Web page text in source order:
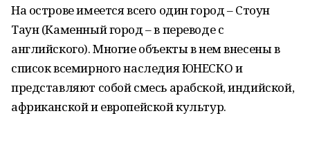
На острове имеется всего один город – Стоун
Таун (Каменный город – в переводе с
английского). Многие объекты в нем внесены в
список всемирного наследия ЮНЕСКО и
представляют собой смесь арабской, индийской,
африканской и европейской культур.